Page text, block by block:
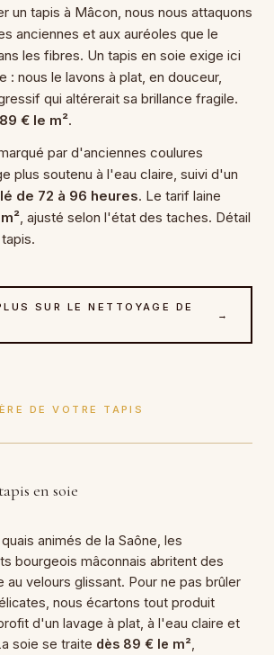
un tapis à Mâcon, nous nous attaquons
anciennes et aux auréoles que le
les fibres. Un tapis en soie exige ici
: nous le lavons à plat, en douceur,
qui altérerait sa brillance fragile.
89 € le m².
par d'anciennes coulures
plus soutenu à l'eau claire, suivi d'un
de 72 à 96 heures. Le tarif laine
, ajusté selon l'état des taches. Détail
SUR LE NETTOYAGE DE
→
DE VOTRE TAPIS
en soie
animés de la Saône, les
bourgeois mâconnais abritent des
au velours glissant. Pour ne pas brûler
nous écartons tout produit
d'un lavage à plat, à l'eau claire et
soie se traite dès 89 € le m²